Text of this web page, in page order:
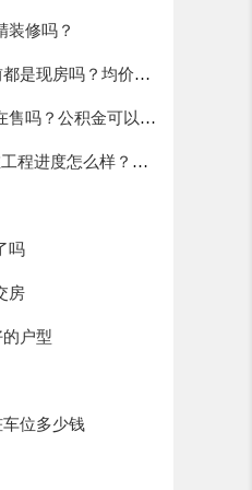
装修吗？
是现房吗？均价多
售吗？公积金可以贷
程进度怎么样？什
吗
房
户型
位多少钱